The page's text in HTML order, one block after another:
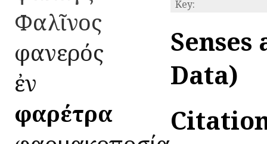
Φαλῖνος
φανερός
ἐν
φαρέτρα
Key:
Data)